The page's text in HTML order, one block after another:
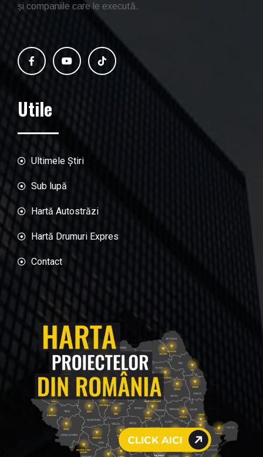
și companiile care le execută.
Utile
Ultimele Știri
Sub lupă
Hartă Autostrăzi
Hartă Drumuri Expres
Contact